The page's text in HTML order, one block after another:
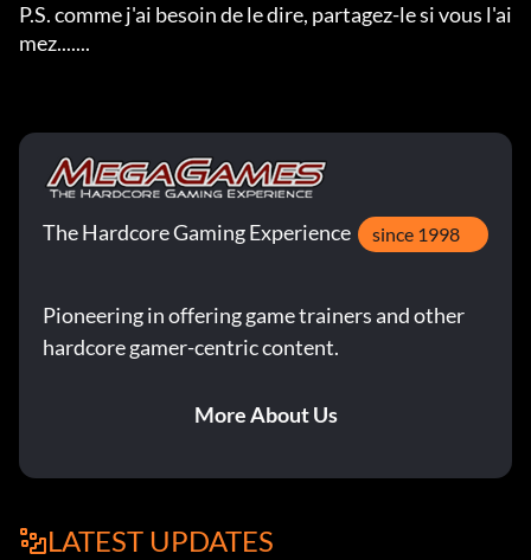
P.S. comme j'ai besoin de le dire, partagez-le si vous l'ai
mez.......
The Hardcore Gaming Experience since 1998
Pioneering in offering game trainers and other
hardcore gamer-centric content.
More About Us
LATEST UPDATES